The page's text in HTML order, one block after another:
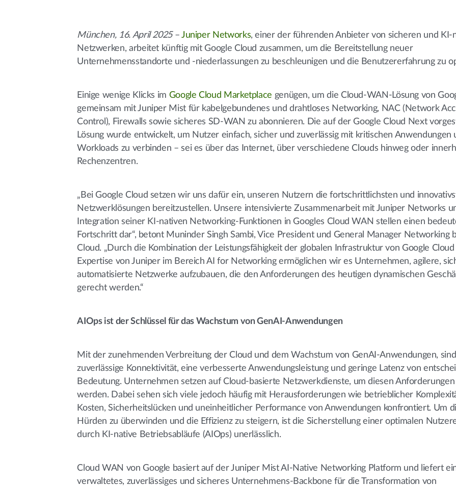
München, 16. April 2025 – Juniper Networks, einer der führenden Anbieter von sicheren und KI-
Netzwerken, arbeitet künftig mit Google Cloud zusammen, um die Bereitstellung neuer
Unternehmensstandorte und -niederlassungen zu beschleunigen und die Benutzererfahrung zu
Einige wenige Klicks im Google Cloud Marketplace genügen, um die Cloud-WAN-Lösung von
gemeinsam mit Juniper Mist für kabelgebundenes und drahtloses Networking, NAC (Network
Control), Firewalls sowie sicheres SD-WAN zu abonnieren. Die auf der Google Cloud Next
Lösung wurde entwickelt, um Nutzer einfach, sicher und zuverlässig mit kritischen Anwendungen
Workloads zu verbinden – sei es über das Internet, über verschiedene Clouds hinweg oder
Rechenzentren.
„Bei Google Cloud setzen wir uns dafür ein, unseren Nutzern die fortschrittlichsten und
Netzwerklösungen bereitzustellen. Unsere intensivierte Zusammenarbeit mit Juniper Networks
Integration seiner KI-nativen Networking-Funktionen in Googles Cloud WAN stellen einen
Fortschritt dar“, betont Muninder Singh Sambi, Vice President und General Manager Networking
Cloud. „Durch die Kombination der Leistungsfähigkeit der globalen Infrastruktur von Google
Expertise von Juniper im Bereich AI for Networking ermöglichen wir es Unternehmen, agilere,
automatisierte Netzwerke aufzubauen, die den Anforderungen des heutigen dynamischen
gerecht werden.“
AIOps ist der Schlüssel für das Wachstum von GenAI-Anwendungen
Mit der zunehmenden Verbreitung der Cloud und dem Wachstum von GenAI-Anwendungen, sind
zuverlässige Konnektivität, eine verbesserte Anwendungsleistung und geringe Latenz von
Bedeutung. Unternehmen setzen auf Cloud-basierte Netzwerkdienste, um diesen
werden. Dabei sehen sich viele jedoch häufig mit Herausforderungen wie betrieblicher
Kosten, Sicherheitslücken und uneinheitlicher Performance von Anwendungen konfrontiert. Um
Hürden zu überwinden und die Effizienz zu steigern, ist die Sicherstellung einer optimalen
durch KI-native Betriebsabläufe (AIOps) unerlässlich.
Cloud WAN von Google basiert auf der Juniper Mist AI-Native Networking Platform und liefert
verwaltetes, zuverlässiges und sicheres Unternehmens-Backbone für die Transformation von